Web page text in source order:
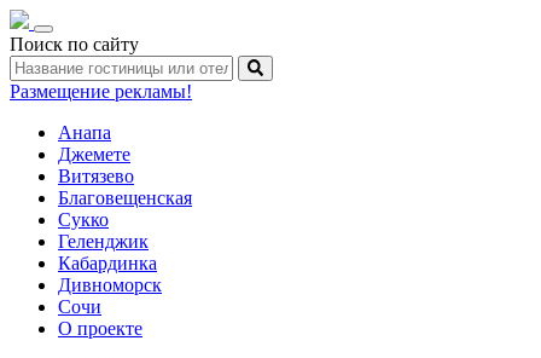
Toggle
navigation
Поиск по сайту
Размещение рекламы!
Анапа
Джемете
Витязево
Благовещенская
Сукко
Геленджик
Кабардинка
Дивноморск
Сочи
О проекте